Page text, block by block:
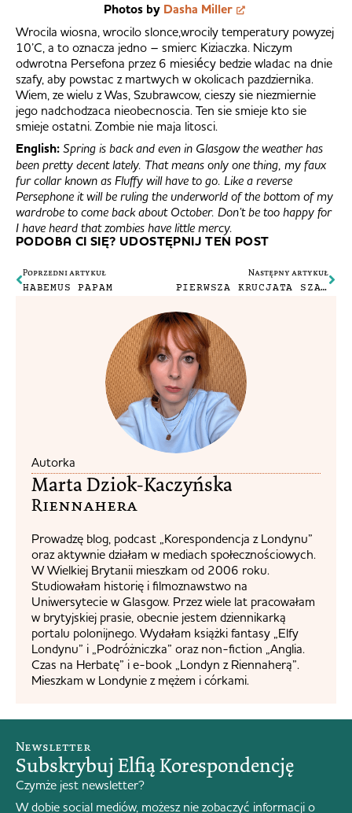
Photos by Dasha Miller
Wrocila wiosna, wrocilo slonce,wrocily temperatury powyzej
10’C, a to oznacza jedno – smierc Kiziaczka. Niczym
odwrotna Persefona przez 6 miesiécy bedzie wladac na dnie
szafy, aby powstac z martwych w okolicach pazdziernika.
Wiem, ze wielu z Was, Szubrawcow, cieszy sie niezmiernie
jego nadchodzaca nieobecnoscia. Ten sie smieje kto sie
smieje ostatni. Zombie nie maja litosci.
English: Spring is back and even in Glasgow the weather has
been pretty decent lately. That means only one thing, my faux
fur collar known as Fluffy will have to go. Like a reverse
Persephone it will be ruling the underworld of the bottom of my
wardrobe to come back about October. Don’t be too happy for
I have heard that zombies have little mercy.
PODOBA CI SIĘ? UDOSTĘPNIJ TEN POST
Poprzedni artykuł
HABEMUS PAPAM
Następny artykuł
PIERWSZA KRUCJATA SZAFIARSKA. VOGUE MIT UNS!
Autorka
Marta Dziok-Kaczyńska
Riennahera​
Prowadzę blog, podcast „Korespondencja z Londynu”
oraz aktywnie działam w mediach społecznościowych.
W Wielkiej Brytanii mieszkam od 2006 roku.
Studiowałam historię i filmoznawstwo na
Uniwersytecie w Glasgow. Przez wiele lat pracowałam
w brytyjskiej prasie, obecnie jestem dziennikarką
portalu polonijnego. Wydałam książki fantasy „Elfy
Londynu” i „Podróżniczka” oraz non-fiction „Anglia.
Czas na Herbatę” i e-book „Londyn z Riennaherą”.
Mieszkam w Londynie z mężem i córkami.
Newsletter
Subskrybuj Elfią Korespondencję
Czymże jest newsletter?
W dobie social mediów, możesz nie zobaczyć informacji o